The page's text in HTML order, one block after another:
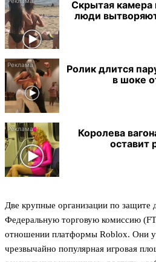
Скрытая
люди
Ролик длится
в шоке
Королева
оставит
Две крупные организации по защите
Федеральную торговую комиссию
отношении платформы Roblox. Они
чрезвычайно популярная игровая